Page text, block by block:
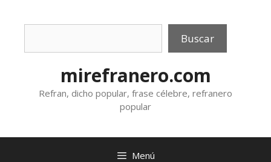
Buscar
mirefranero.com
Refran, dicho popular, frase célebre, refranero
popular
Menú